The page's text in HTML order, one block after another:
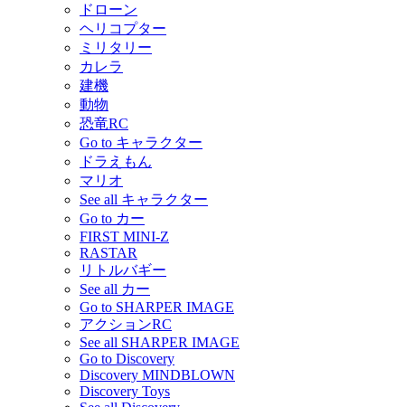
ドローン
ヘリコプター
ミリタリー
カレラ
建機
動物
恐竜RC
Go to キャラクター
ドラえもん
マリオ
See all キャラクター
Go to カー
FIRST MINI-Z
RASTAR
リトルバギー
See all カー
Go to SHARPER IMAGE
アクションRC
See all SHARPER IMAGE
Go to Discovery
Discovery MINDBLOWN
Discovery Toys